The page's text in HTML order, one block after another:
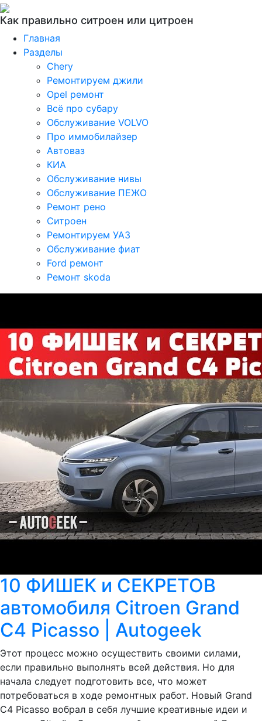
Как правильно ситроен или цитроен
Главная
Разделы
Chery
Ремонтируем джили
Opel ремонт
Всё про субару
Обслуживание VOLVO
Про иммобилайзер
Автоваз
КИА
Обслуживание нивы
Обслуживание ПЕЖО
Ремонт рено
Ситроен
Ремонтируем УАЗ
Обслуживание фиат
Ford ремонт
Ремонт skoda
10 ФИШЕК и СЕКРЕТОВ
автомобиля Citroen Grand
C4 Picasso | Autogeek
Этот процесс можно осуществить своими силами,
если правильно выполнять всей действия. Но для
начала следует подготовить все, что может
потребоваться в ходе ремонтных работ. Новый Grand
C4 Picasso вобрал в себя лучшие креативные идеи и